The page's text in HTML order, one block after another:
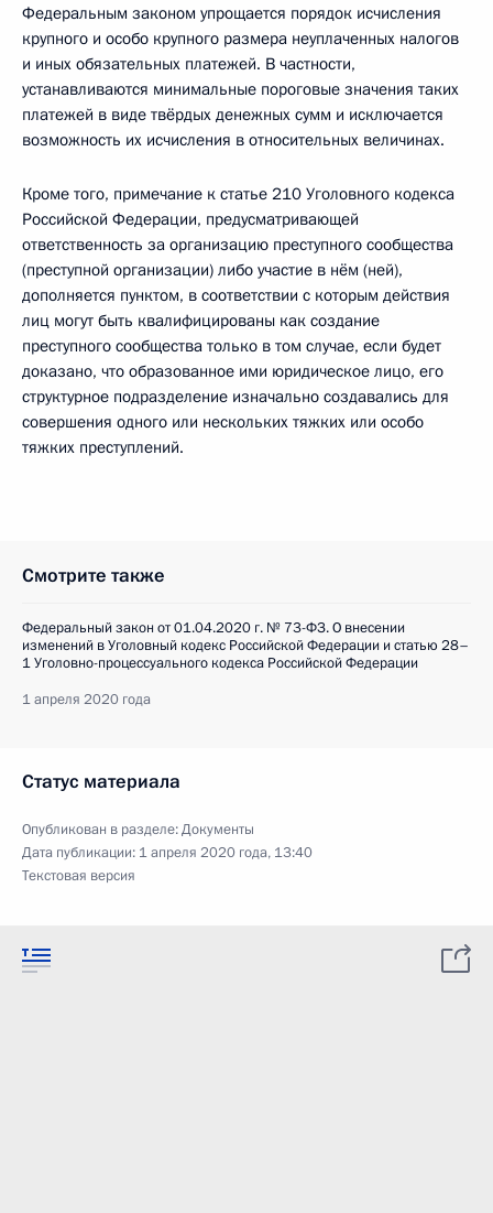
Федеральным законом упрощается порядок исчисления
крупного и особо крупного размера неуплаченных налогов
и иных обязательных платежей. В частности,
устанавливаются минимальные пороговые значения таких
платежей в виде твёрдых денежных сумм и исключается
возможность их исчисления в относительных величинах.
Кроме того, примечание к статье 210 Уголовного кодекса
Российской Федерации, предусматривающей
ответственность за организацию преступного сообщества
(преступной организации) либо участие в нём (ней),
дополняется пунктом, в соответствии с которым действия
лиц могут быть квалифицированы как создание
преступного сообщества только в том случае, если будет
доказано, что образованное ими юридическое лицо, его
структурное подразделение изначально создавались для
совершения одного или нескольких тяжких или особо
тяжких преступлений.
Смотрите также
Федеральный закон от 01.04.2020 г. № 73-ФЗ. О внесении
изменений в Уголовный кодекс Российской Федерации и статью 28–
1 Уголовно-процессуального кодекса Российской Федерации
1 апреля 2020 года
Статус материала
Опубликован в разделе:Документы
Дата публикации: 1 апреля 2020 года, 13:40
Текстовая версия